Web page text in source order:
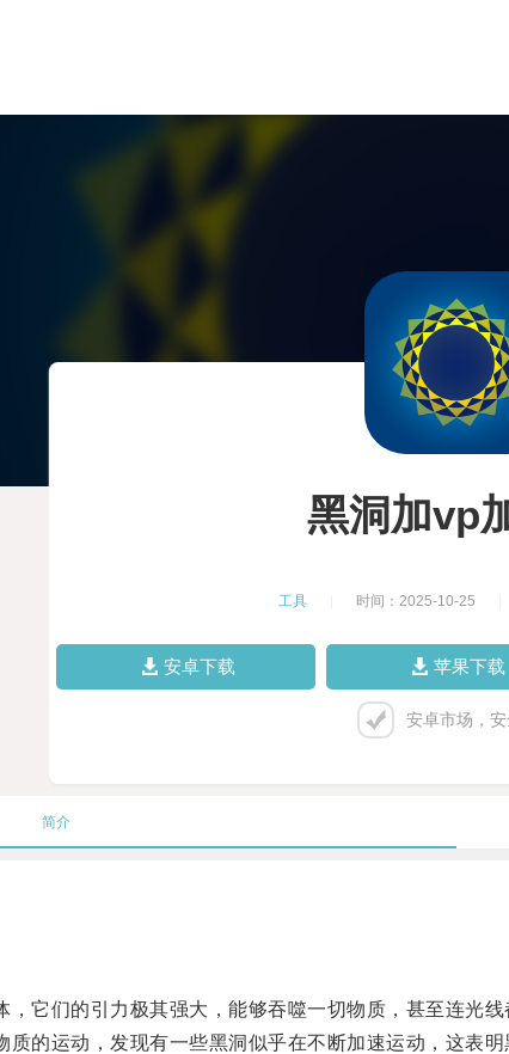
黑洞加vp
工具 时间：2025-10-25
安卓下载 苹果下载
安卓市场，安
简介
们的引力极其强大，能够吞噬一切物质，甚至连光线
运动，发现有一些黑洞似乎在不断加速运动，这表明